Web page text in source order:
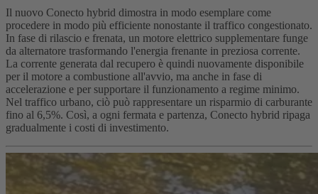
Il nuovo Conecto hybrid dimostra in modo esemplare come
procedere in modo più efficiente nonostante il traffico congestionato.
In fase di rilascio e frenata, un motore elettrico supplementare funge
da alternatore trasformando l'energia frenante in preziosa corrente.
La corrente generata dal recupero è quindi nuovamente disponibile
per il motore a combustione all'avvio, ma anche in fase di
accelerazione e per supportare il funzionamento a regime minimo.
Nel traffico urbano, ciò può rappresentare un risparmio di carburante
fino al 6,5%. Così, a ogni fermata e partenza, Conecto hybrid ripaga
gradualmente i costi di investimento.